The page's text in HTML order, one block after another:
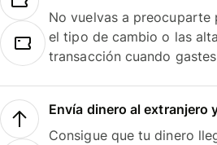
No vuelvas a
el tipo de cambio o las
transacción cuando
Envía dinero al extranjero
Consigue que tu dinero